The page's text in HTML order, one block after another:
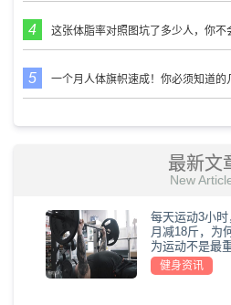
这张体脂率对照图坑了多少人，你
一个月人体旗帜速成！你必须知道的
最新文
New
每天运动3小
月减18斤，为
为运动不是最
健身资讯